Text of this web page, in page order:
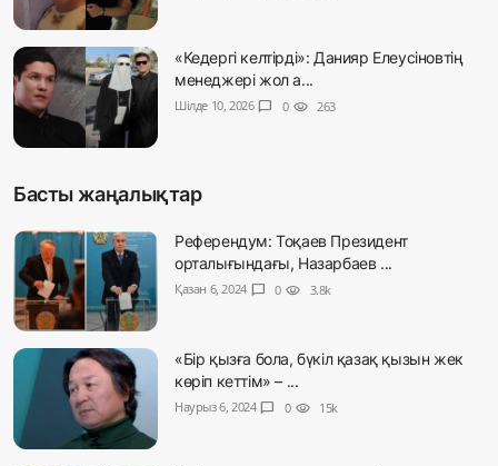
«Кедергі келтірді»: Данияр Елеусіновтің
менеджері жол а...
Шілде 10, 2026 chat_bubble 0 visibility 263
Басты жаңалықтар
Референдум: Тоқаев Президент
орталығындағы, Назарбаев ...
Қазан 6, 2024 chat_bubble 0 visibility 3.8k
«Бір қызға бола, бүкіл қазақ қызын жек
көріп кеттім» – ...
Наурыз 6, 2024 chat_bubble 0 visibility 15k